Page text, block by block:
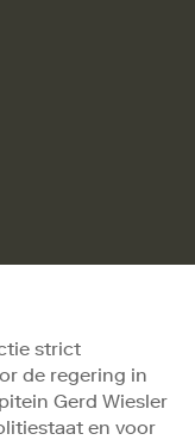
strict
de regering in
Gerd Wiesler
en voor